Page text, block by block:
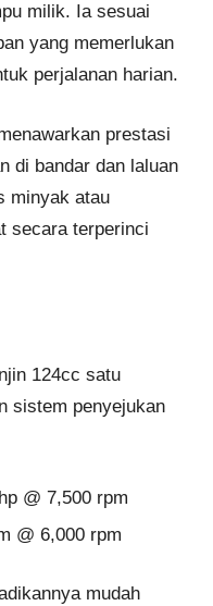
milik. Ia sesuai
yang memerlukan
perjalanan harian.
prestasi
di bandar dan laluan
minyak atau
secara terperinci
124cc satu
sistem penyejukan
@ 7,500 rpm
@ 6,000 rpm
mudah